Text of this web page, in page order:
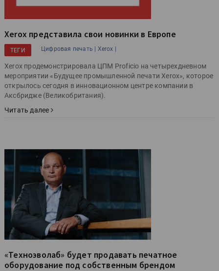
Xerox представила свои новинки в Европе
ТЕГИ Цифровая печать | Xerox |
Xerox продемонстрировала ЦПМ Proficio на четырехдневном
мероприятии «Будущее промышленной печати Xerox», которое
открылось сегодня в инновационном центре компании в
Аксбридже (Великобритания).
Читать далее
«Техноэволаб» будет продавать печатное
оборудование под собственным брендом